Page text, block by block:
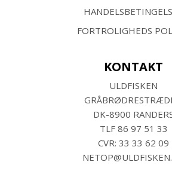
FORTROLIGHEDS
KONTAKT
ULDFISKEN
DK-8900
TLF 86 97 51 33
CVR: 33 33 62 09